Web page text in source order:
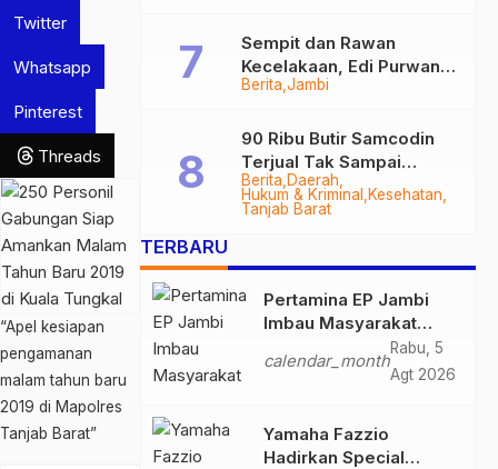
Twitter
Whatsapp
Pinterest
Threads
“Apel kesiapan
pengamanan
malam tahun baru
2019 di Mapolres
Tanjab Barat”
Berita Jambi
Sempit dan Rawan
Kecelakaan, Edi Purwanto
Targetkan Jalan Lintas
2028
Berita Daerah
Hukum & Kriminal
Kesehatan
Tanjab Barat
90 Ribu Butir Samcodin
Terjual Tak Sampai
Setahun, Indra Safari
Desak Audit Menyeluruh
TERBARU
Pertamina EP Jambi
Imbau Masyarakat
Tidak Beraktivitas di
Atas Jalur Pipa Migas
calendar_month
Rabu, 5
Agt 2026
Yamaha Fazzio
Hadirkan Special